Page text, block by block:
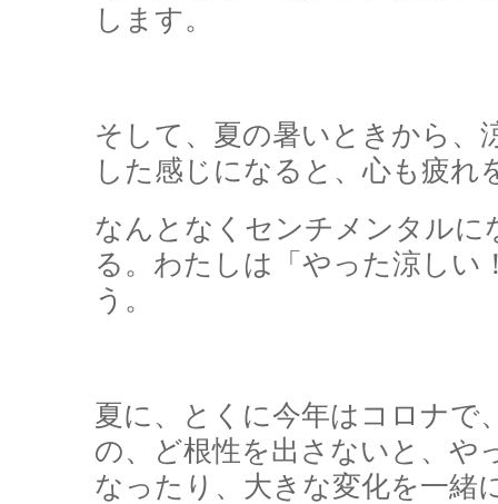
します。
そして、夏の暑いときから、
した感じになると、心も疲れ
なんとなくセンチメンタルに
る。わたしは「やった涼しい
う。
夏に、とくに今年はコロナで
の、ど根性を出さないと、や
なったり、大きな変化を一緒